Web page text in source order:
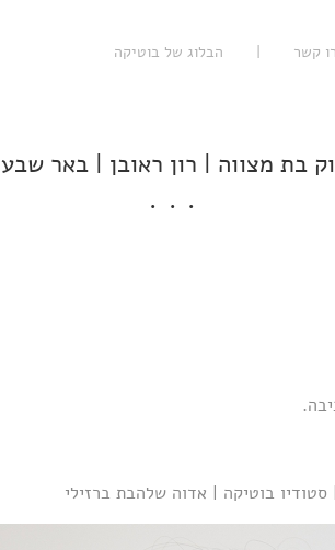
הבלוג של בוטיקה | קשר
בת מצווה | רון ראובן | באר שבע